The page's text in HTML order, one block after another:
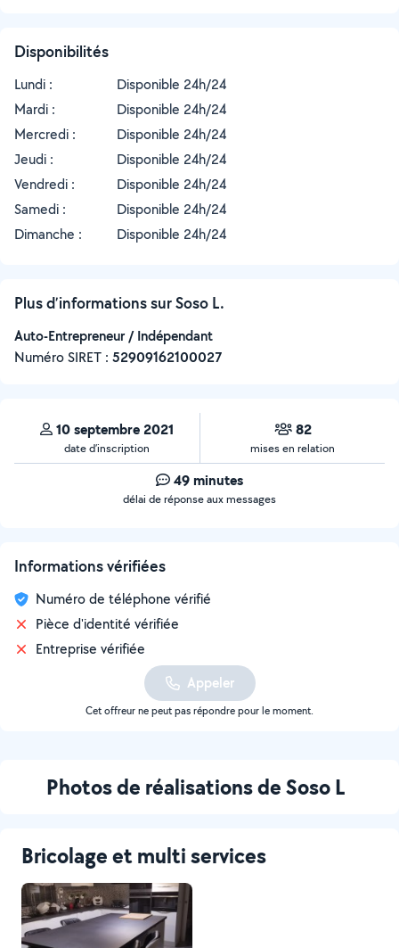
Disponibilités
Lundi :
Disponible 24h/24
Mardi :
Disponible 24h/24
Mercredi :
Disponible 24h/24
Jeudi :
Disponible 24h/24
Vendredi :
Disponible 24h/24
Samedi :
Disponible 24h/24
Dimanche :
Disponible 24h/24
Plus d’informations sur Soso L.
Auto-Entrepreneur / Indépendant
Numéro SIRET : ‍52909162100027
10 septembre 2021
date d’inscription
82
mises en relation
49 minutes
délai de réponse aux messages
Informations vérifiées
Numéro de téléphone vérifié
Pièce d'identité vérifiée
Entreprise vérifiée
Appeler
Cet offreur ne peut pas répondre pour le moment.
Photos de réalisations de Soso L
Bricolage et multi services